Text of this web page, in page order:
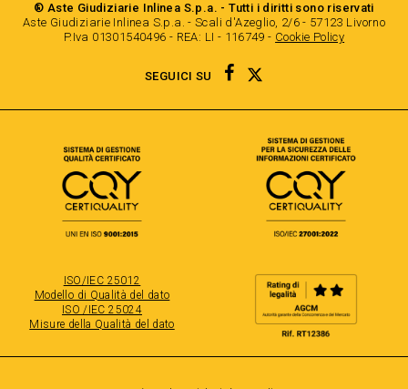
® Aste Giudiziarie Inlinea S.p.a. - Tutti i diritti sono riservati
Aste Giudiziarie Inlinea S.p.a. - Scali d'Azeglio, 2/6 - 57123 Livorno
P.Iva 01301540496 - REA: LI - 116749 - Cookie Policy
SEGUICI SU FACEBOOK
ISO/IEC 25012
Modello di Qualità del dato
ISO /IEC 25024
Misure della Qualità del dato